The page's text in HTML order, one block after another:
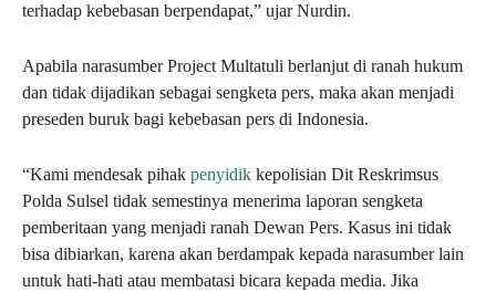
terhadap kebebasan berpendapat,” ujar Nurdin.
Apabila narasumber Project Multatuli berlanjut di ranah hukum
dan tidak dijadikan sebagai sengketa pers, maka akan menjadi
preseden buruk bagi kebebasan pers di Indonesia.
“Kami mendesak pihak penyidik kepolisian Dit Reskrimsus
Polda Sulsel tidak semestinya menerima laporan sengketa
pemberitaan yang menjadi ranah Dewan Pers. Kasus ini tidak
bisa dibiarkan, karena akan berdampak kepada narasumber lain
untuk hati-hati atau membatasi bicara kepada media. Jika